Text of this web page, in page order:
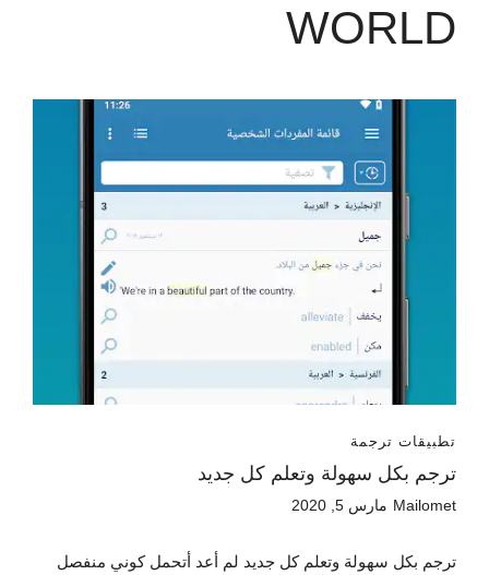
WORLD
تطبيقات ترجمة
ترجم بكل سهولة وتعلم كل جديد
Mailomet مارس 5, 2020
ترجم بكل سهولة وتعلم كل جديد لم أعد أتحمل كوني منفصل